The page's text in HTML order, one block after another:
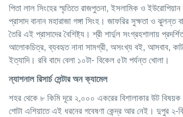
পিতা লাল সিংহের স্মৃতিতে রাজপুতনা, ইসলামিক ও
প্রাসাদ বানান মহারাজা গঙ্গা সিংহ। জাফরির সুক্ষতা ও ঝুলন্ত
তৈরি এই প্রাসাদের বৈশিষ্ট্য। শ্রী শার্দুল সংগ্রহশালায়
আলোকচিত্র, ব্যবহৃত নানা সামগ্রী, অসংখ্য বই, আসবাব,
ইত্যাদি। রবি বাদে বেলা ১০টা- বিকেল ৫টা পর্যন্ত খোলা।
ন্যাশনালরিসার্চসেন্টারঅনক্যামেল
শহর থেকে ৮ কিমি দূরে ২,০০০ একরের বিশালাকার উট বিষয়ক
গোটা এশিয়াতে এই ধরনের গবেষণা কেন্দ্র আর নেই। দুপুর ২-